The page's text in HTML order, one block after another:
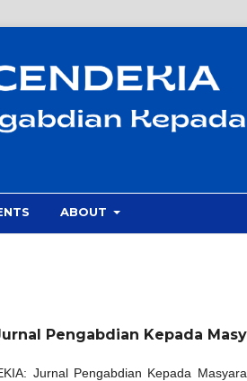
ABOUT
Pengabdian Kepada
Jurnal Pengabdian Kepada